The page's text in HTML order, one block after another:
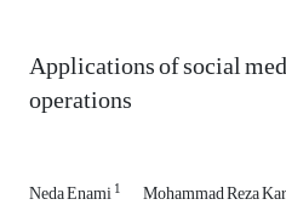
Applications of social
operations
Neda Enami1 Mohammad Reza